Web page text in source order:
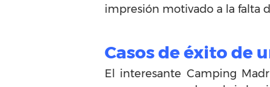
impresión motivado a la falta
Casos de éxito de
El interesante Camping